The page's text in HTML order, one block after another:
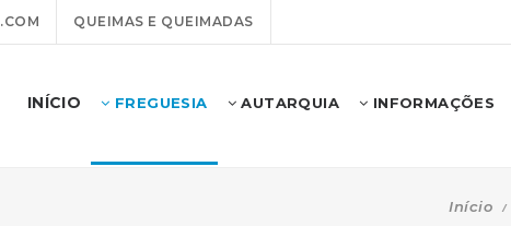
QUEIMAS E QUEIMADAS
INÍCIO FREGUESIA AUTARQUIA INFORMAÇÕES
Início